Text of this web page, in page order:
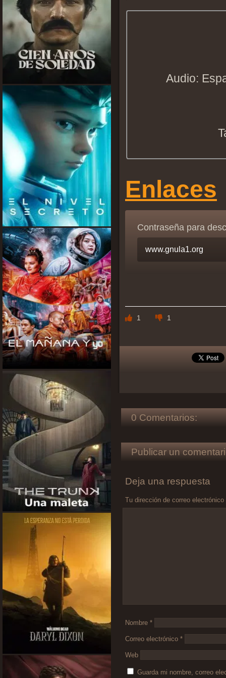
Audio:
Enlaces
Contraseña para
1 1
0 Comentarios:
Publicar un
Deja una respuesta
Tu dirección de correo
Nombre *
Correo electrónico *
Web
Guarda mi nombre, correo